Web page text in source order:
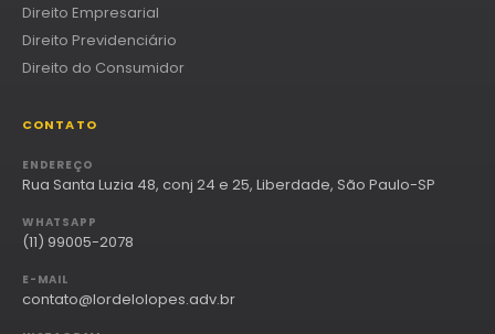
Direito Empresarial
Direito Previdenciário
Direito do Consumidor
CONTATO
ENDEREÇO
Rua Santa Luzia 48, conj 24 e 25, Liberdade, São Paulo-SP
WHATSAPP
(11) 99005-2078
E-MAIL
contato@lordelolopes.adv.br